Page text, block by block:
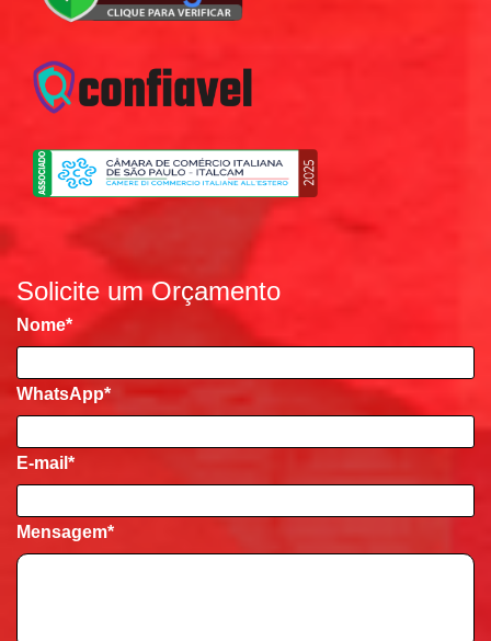
Solicite um Orçamento
Nome*
WhatsApp*
E-mail *
Mensagem*